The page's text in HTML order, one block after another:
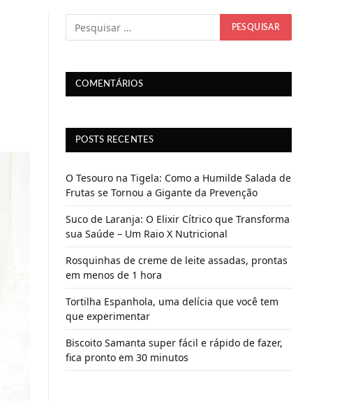
COMENTÁRIOS
POSTS RECENTES
O Tesouro na Tigela: Como a Humilde Salada de
Frutas se Tornou a Gigante da Prevenção
Suco de Laranja: O Elixir Cítrico que Transforma
sua Saúde – Um Raio X Nutricional
Rosquinhas de creme de leite assadas, prontas
em menos de 1 hora
Tortilha Espanhola, uma delícia que você tem
que experimentar
Biscoito Samanta super fácil e rápido de fazer,
fica pronto em 30 minutos